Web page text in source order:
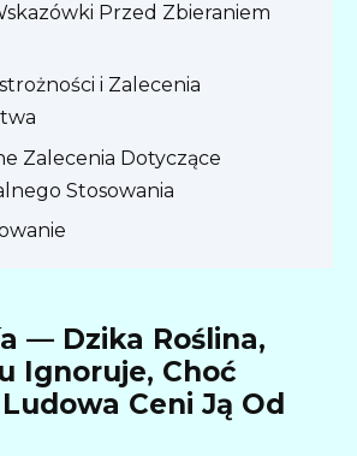
Przed Zbieraniem
i Zalecenia
Zalecenia Dotyczące
Stosowania
— Dzika Roślina,
Ignoruje, Choć
Ceni Ją Od